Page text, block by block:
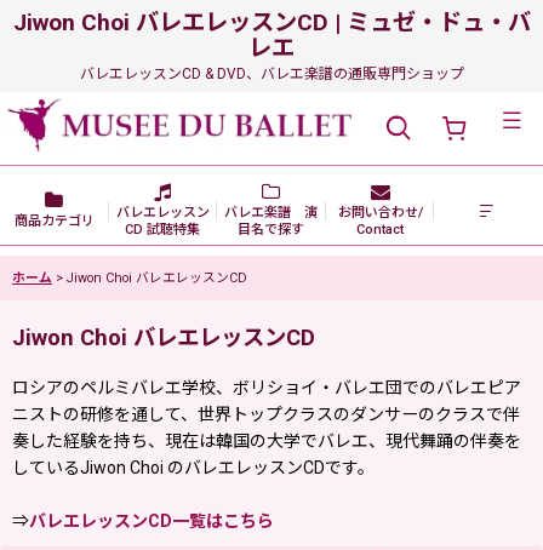
Jiwon Choi バレエレッスンCD | ミュゼ・ドュ・バ
レエ
バレエレッスンCD & DVD、バレエ楽譜の通販専門ショップ
商品カテゴリ
バレエレッスン
CD 試聴特集
バレエ楽譜 演
目名で探す
お問い合わせ/
Contact
ホーム > Jiwon Choi バレエレッスンCD
Jiwon Choi バレエレッスンCD
ロシアのペルミバレエ学校、ボリショイ・バレエ団でのバレエピア
ニストの研修を通して、世界トップクラスのダンサーのクラスで伴
奏した経験を持ち、現在は韓国の大学でバレエ、現代舞踊の伴奏を
しているJiwon Choi のバレエレッスンCDです。
⇒バレエレッスンCD一覧はこちら